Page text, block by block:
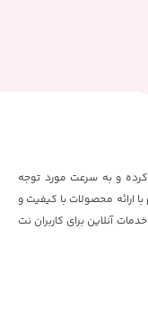
پینکیا کار خود را از سال 1400 آغاز کرده و به سرعت مورد توجه
ارائه محصولات با کیفیت و
خدمات آنلاین برای کاربران نت